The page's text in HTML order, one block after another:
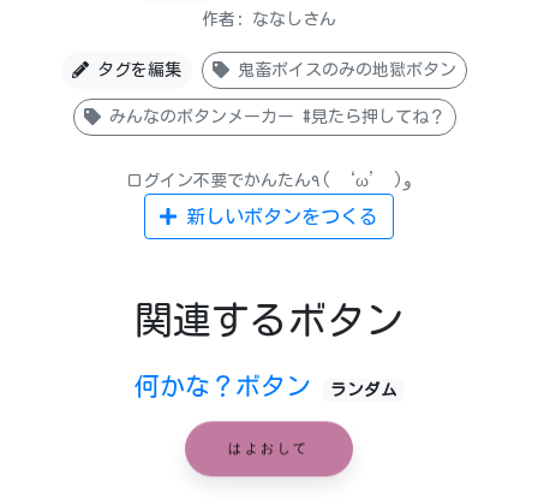
作者: ななしさん
タグを編集 鬼畜ボイスのみの地獄ボタン
みんなのボタンメーカー #見たら押してね？
ログイン不要でかんたん٩( ‘ω’ )و
新しいボタンをつくる
関連するボタン
何かな？ボタン ランダム
はよおして